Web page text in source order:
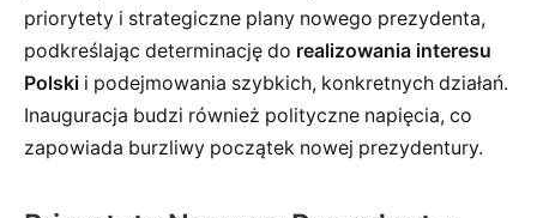
priorytety i strategiczne plany nowego prezydenta,
podkreślając determinację do realizowania interesu
Polski i podejmowania szybkich, konkretnych działań.
Inauguracja budzi również polityczne napięcia, co
zapowiada burzliwy początek nowej prezydentury.